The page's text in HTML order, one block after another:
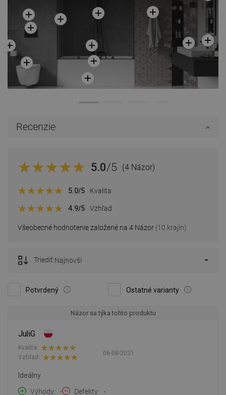
Recenzie
5.0/5 (4 Názor)
Všeobecné hodnotenie založené na 4 Názor (10 krajín)
5.0/5 Kvalita
4.9/5 Vzhľad
Potvrdený Ostatné varianty
Triediť:Najnovší
Názor sa týka tohto produktu
JuliG
06-08-2021
Kvalita:
Vzhľad:
Ideálny
Výhody
- Defekty -